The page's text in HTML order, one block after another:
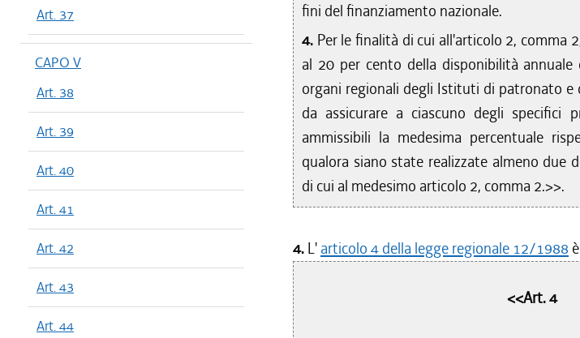
Art. 37
CAPO V
Art. 38
Art. 39
Art. 40
Art. 41
Art. 42
Art. 43
Art. 44
fini del finanziamento nazionale.
4. Per le finalità di cui all'articolo 2, comma
al 20 per cento della disponibilità
organi regionali degli Istituti di patronato e
da assicurare a ciascuno degli specifici
ammissibili la medesima percentuale
qualora siano state realizzate almeno due
di cui al medesimo articolo 2, comma 2.>>.
4. L' articolo 4 della legge regionale 12/1988
<<Art. 4